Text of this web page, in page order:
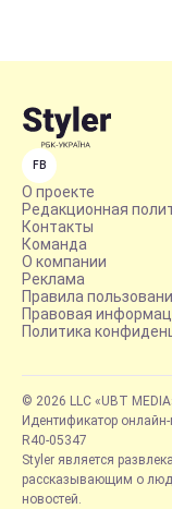
FB
О проекте
Редакционная
Контакты
Команда
О компании
Реклама
Правила
Правовая
Политика
© 2026 LLC «UBT
Идентификатор
R40-05347
Styler является
рассказывающим о
новостей.